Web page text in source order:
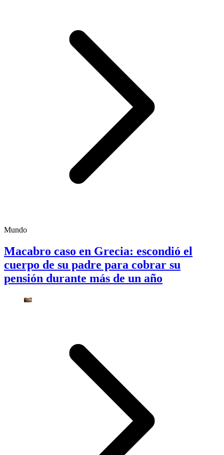
Mundo
Macabro caso en Grecia: escondió el
cuerpo de su padre para cobrar su
pensión durante más de un año